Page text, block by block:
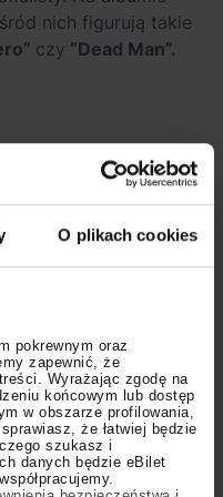
O plikach cookies
pokrewnym oraz
zapewnić, że
Wyrażając zgodę na
końcowym lub dostęp
w obszarze profilowania,
że łatwiej będzie
szukasz i
danych będzie eBilet
nich figurują takie
czy “Dead Man”.
się pod szyldem
nadziei, że będą
materiału
sprezentował
kę“20 Years From